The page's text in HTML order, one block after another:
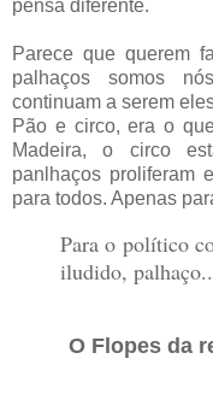
pensa diferente.
Parece que querem
palhaços somos
continuam a serem
Pão e circo, era o
Madeira, o circo
panlhaços proliferam
para todos. Apenas
Para o político
iludido,
O Flopes da